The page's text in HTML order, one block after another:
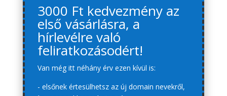
3000 Ft kedvezmény az
első vásárlásra, a
hírlevélre való
feliratkozásodért!
Van még itt néhány érv ezen kívül is:
- elsőnek értesülhetsz az új domain nevekről,